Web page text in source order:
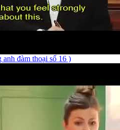
đàm thoại số 16 )